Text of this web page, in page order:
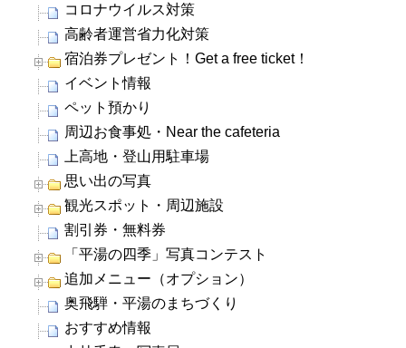
コロナウイルス対策
高齢者運営省力化対策
宿泊券プレゼント！Get a free ticket！
イベント情報
ペット預かり
周辺お食事処・Near the cafeteria
上高地・登山用駐車場
思い出の写真
観光スポット・周辺施設
割引券・無料券
「平湯の四季」写真コンテスト
追加メニュー（オプション）
奥飛騨・平湯のまちづくり
おすすめ情報